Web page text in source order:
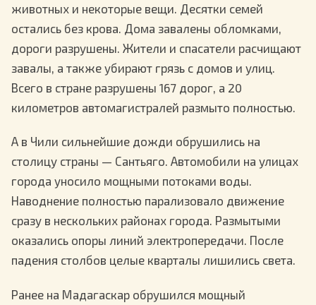
животных и некоторые вещи. Десятки семей
остались без крова. Дома завалены обломками,
дороги разрушены. Жители и спасатели расчищают
завалы, а также убирают грязь с домов и улиц.
Всего в стране разрушены 167 дорог, а 20
километров автомагистралей размыто полностью.
А в Чили сильнейшие дожди обрушились на
столицу страны — Сантьяго. Автомобили на улицах
города уносило мощными потоками воды.
Наводнение полностью парализовало движение
сразу в нескольких районах города. Размытыми
оказались опоры линий электропередачи. После
падения столбов целые кварталы лишились света.
Ранее на Мадагаскар обрушился мощный